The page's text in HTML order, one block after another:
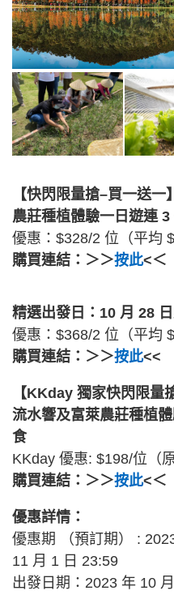
【快閃限量搶–買一送
農莊種植體驗一日遊連
優惠：$328/2 位（平均
購買連結：＞＞按此<＜
精選出發日：10 月 28
優惠：$368/2 位（平均
購買連結：＞＞按此<<
【KKday 獨家快閃限量
流水響及富萊農莊種植
食
KKday 優惠: $198/位（
購買連結：＞＞按此<＜
優惠詳情：
優惠期 （預訂期） :
11 月 1 日 23:59
出發日期：2023 年 10